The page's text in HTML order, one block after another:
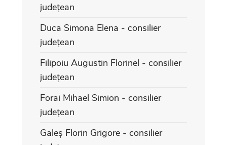
județean
Duca Simona Elena - consilier
județean
Filipoiu Augustin Florinel - consilier
județean
Forai Mihael Simion - consilier
județean
Galeș Florin Grigore - consilier